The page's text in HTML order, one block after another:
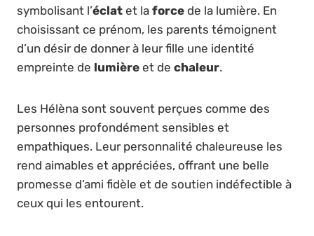
symbolisant l’éclat et la force de la lumière. En
choisissant ce prénom, les parents témoignent
d’un désir de donner à leur fille une identité
empreinte de lumière et de chaleur.
Les Hélèna sont souvent perçues comme des
personnes profondément sensibles et
empathiques. Leur personnalité chaleureuse les
rend aimables et appréciées, offrant une belle
promesse d’ami fidèle et de soutien indéfectible à
ceux qui les entourent.